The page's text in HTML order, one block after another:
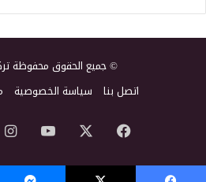
© جميع الحقوق محفوظة تركيا
اتصل بنا سياسة الخصوصية
فيسبوك ‫YouTube